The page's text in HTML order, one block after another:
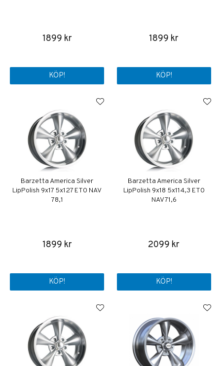
1899 kr
KÖP!
1899 kr
KÖP!
Barzetta America Silver
LipPolish 9x17 5x127 ET0 NAV
78,1
1899 kr
KÖP!
Barzetta America Silver
LipPolish 9x18 5x114,3 ET0
NAV 71,6
2099 kr
KÖP!